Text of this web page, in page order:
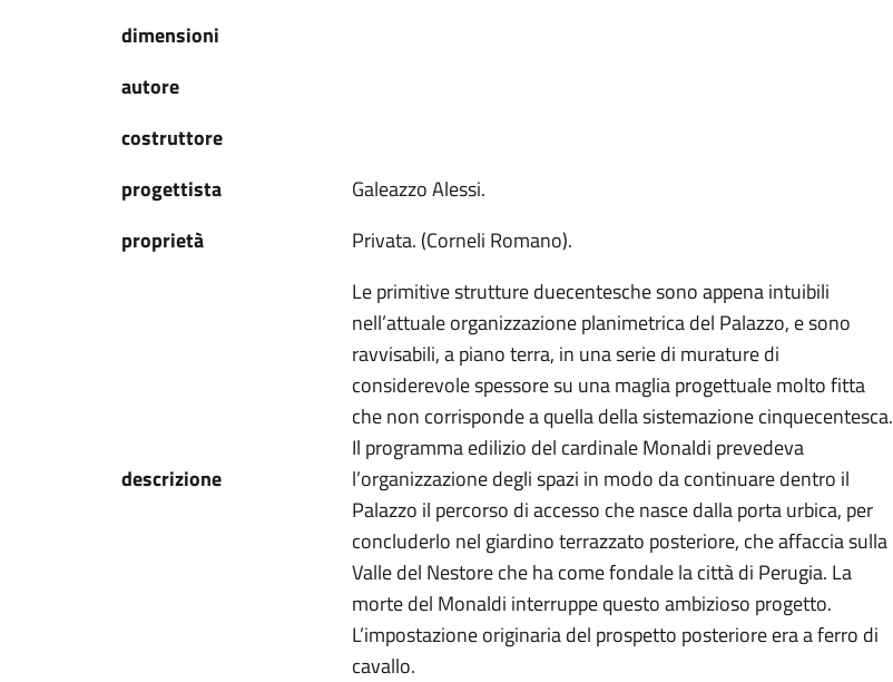
dimensioni
autore
costruttore
progettista
Galeazzo Alessi.
proprietà
Privata. (Corneli Romano).
descrizione
Le primitive strutture duecentesche sono appena intuibili
nell’attuale organizzazione planimetrica del Palazzo, e sono
ravvisabili, a piano terra, in una serie di murature di
considerevole spessore su una maglia progettuale molto fitta
che non corrisponde a quella della sistemazione cinquecentesca.
Il programma edilizio del cardinale Monaldi prevedeva
l’organizzazione degli spazi in modo da continuare dentro il
Palazzo il percorso di accesso che nasce dalla porta urbica, per
concluderlo nel giardino terrazzato posteriore, che affaccia sulla
Valle del Nestore che ha come fondale la città di Perugia. La
morte del Monaldi interruppe questo ambizioso progetto.
L’impostazione originaria del prospetto posteriore era a ferro di
cavallo.